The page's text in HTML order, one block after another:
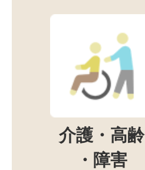
介護・高齢
・障害